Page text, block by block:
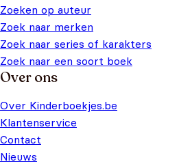
Zoeken op auteur
Zoek naar merken
Zoek naar series of karakters
Zoek naar een soort boek
Over ons
Over Kinderboekjes.be
Klantenservice
Contact
Nieuws